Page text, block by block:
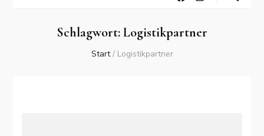
Schlagwort:Logistikpartner
Start / Logistikpartner